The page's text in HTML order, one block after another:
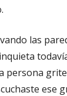
las
persona
ese